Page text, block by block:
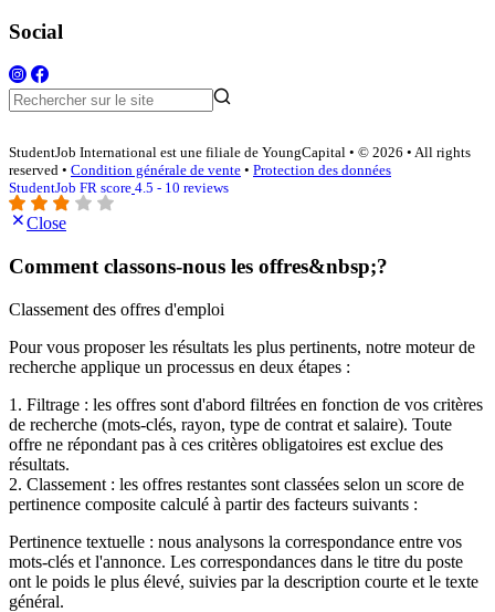
Social
StudentJob International est une filiale de YoungCapital • © 2026 • All rights
reserved • Condition générale de vente • Protection des données
StudentJob FR score 4.5 - 10 reviews
Close
Comment classons-nous les offres&nbsp;?
Classement des offres d'emploi
Pour vous proposer les résultats les plus pertinents, notre moteur de
recherche applique un processus en deux étapes :
1. Filtrage : les offres sont d'abord filtrées en fonction de vos critères
de recherche (mots-clés, rayon, type de contrat et salaire). Toute
offre ne répondant pas à ces critères obligatoires est exclue des
résultats.
2. Classement : les offres restantes sont classées selon un score de
pertinence composite calculé à partir des facteurs suivants :
Pertinence textuelle : nous analysons la correspondance entre vos
mots-clés et l'annonce. Les correspondances dans le titre du poste
ont le poids le plus élevé, suivies par la description courte et le texte
général.